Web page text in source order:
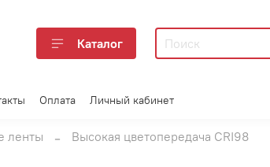
Каталог
Оплата Личный кабинет
ленты Высокая цветопередача CRI98